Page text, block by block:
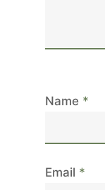
Name *
Email *